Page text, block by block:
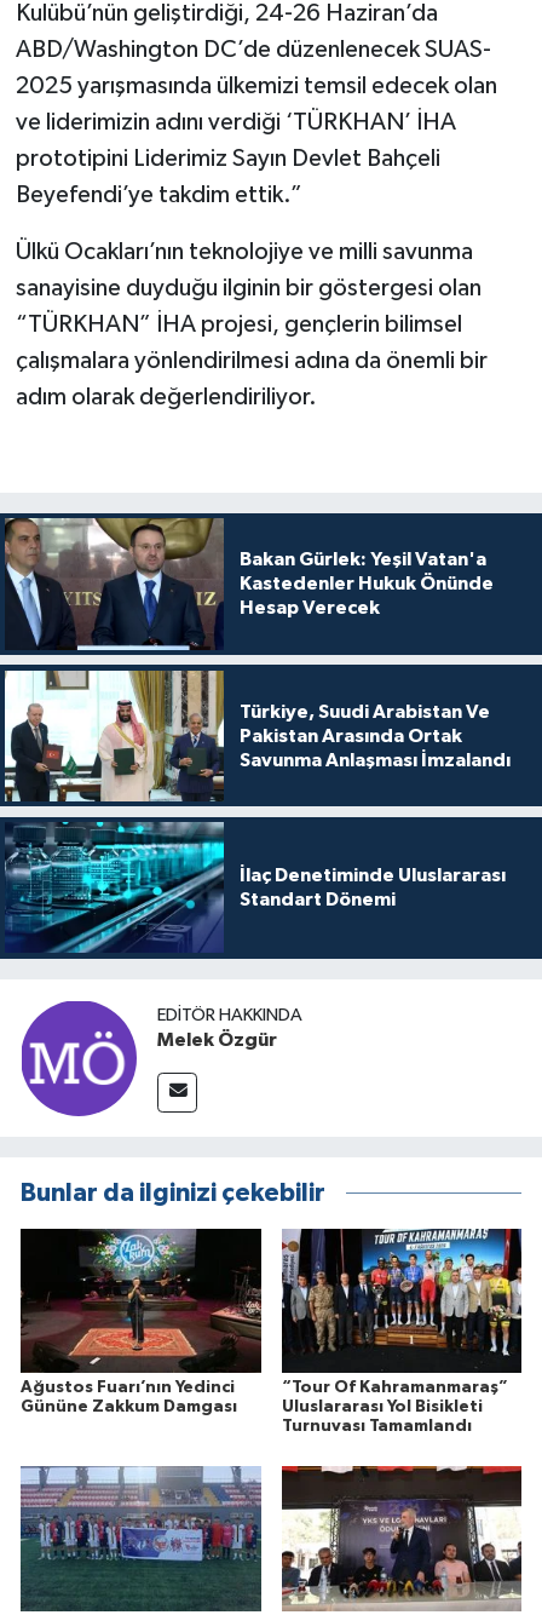
Kulübü’nün geliştirdiği, 24-26 Haziran’da
ABD/Washington DC’de düzenlenecek SUAS-
2025 yarışmasında ülkemizi temsil edecek olan
ve liderimizin adını verdiği ‘TÜRKHAN’ İHA
prototipini Liderimiz Sayın Devlet Bahçeli
Beyefendi’ye takdim ettik.”
Ülkü Ocakları’nın teknolojiye ve milli savunma
sanayisine duyduğu ilginin bir göstergesi olan
“TÜRKHAN” İHA projesi, gençlerin bilimsel
çalışmalara yönlendirilmesi adına da önemli bir
adım olarak değerlendiriliyor.
Bakan Gürlek: Yeşil Vatan'a
Kastedenler Hukuk Önünde
Hesap Verecek
Türkiye, Suudi Arabistan Ve
Pakistan Arasında Ortak
Savunma Anlaşması İmzalandı
İlaç Denetiminde Uluslararası
Standart Dönemi
EDITÖR HAKKINDA
Melek Özgür
Bunlar da ilginizi çekebilir
Ağustos Fuarı’nın Yedinci
Gününe Zakkum Damgası
“Tour Of Kahramanmaraş”
Uluslararası Yol Bisikleti
Turnuvası Tamamlandı